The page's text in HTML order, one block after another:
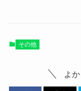
よ
「キッチンバサミ
型とストレート型